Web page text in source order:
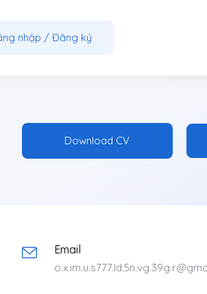
nhập / Đăng ký
Download CV
Email